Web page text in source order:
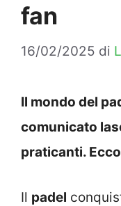
fan
16/02/2025 di
Il mondo del
comunicato
praticanti.
Il padel